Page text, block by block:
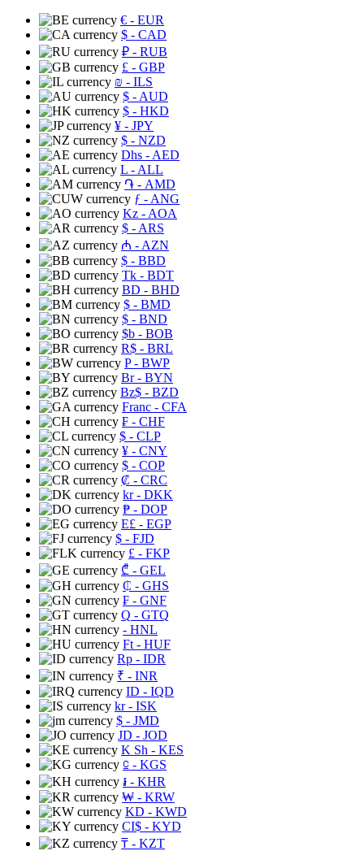
€ - EUR
$ - CAD
₽ - RUB
£ - GBP
₪ - ILS
$ - AUD
$ - HKD
¥ - JPY
$ - NZD
Dhs - AED
L - ALL
֏ - AMD
ƒ - ANG
Kz - AOA
$ - ARS
₼ - AZN
$ - BBD
Tk - BDT
BD - BHD
$ - BMD
$ - BND
$b - BOB
R$ - BRL
P- BWP
Br- BYN
Bz$ - BZD
Franc - CFA
₣ - CHF
$ - CLP
¥ - CNY
$ - COP
₡ - CRC
kr- DKK
₱ - DOP
E£ - EGP
$ - FJD
£ - FKP
₾ - GEL
₵ - GHS
₣ - GNF
Q - GTQ
- HNL
Ft - HUF
Rp - IDR
₹ - INR
ID - IQD
kr- ISK
$ - JMD
JD - JOD
K Sh - KES
⃀ - KGS
៛ - KHR
₩ - KRW
KD - KWD
CI$ - KYD
₸ - KZT